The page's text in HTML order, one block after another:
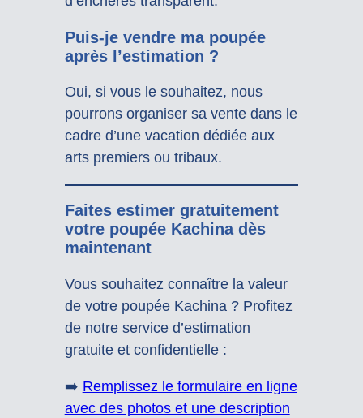
Puis-je vendre ma poupée
après l’estimation ?
Oui, si vous le souhaitez, nous
pourrons organiser sa vente dans le
cadre d’une vacation dédiée aux
arts premiers ou tribaux.
Faites estimer gratuitement
votre poupée Kachina dès
maintenant
Vous souhaitez connaître la valeur
de votre poupée Kachina ? Profitez
de notre service d’estimation
gratuite et confidentielle :
➡️ Remplissez le formulaire en ligne
avec des photos et une description